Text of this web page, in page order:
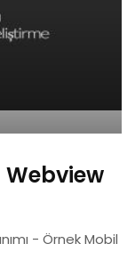
- Örnek Mobil